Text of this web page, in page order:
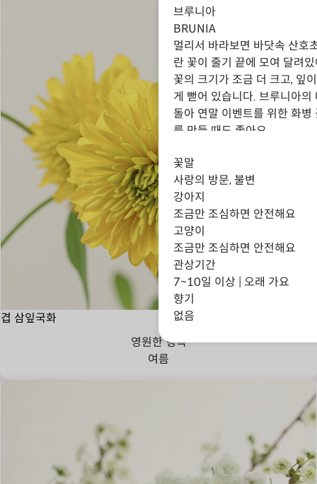
겹 삼잎국화
영원한 행복
여름
사랑의
브루니아
BRUNIA
멀리서 바라보면 바닷속 산호
란 꽃이 줄기 끝에 모여 달려
꽃의 크기가 조금 더 크고, 잎
게 뻗어 있습니다. 브루니아
돌아 연말 이벤트를 위한 화
를 만들 때도 좋아요.
꽃말
사랑의 방문, 불변
강아지
조금만 조심하면 안전해요
고양이
조금만 조심하면 안전해요
관상기간
7~10일 이상 | 오래 가요
향기
없음